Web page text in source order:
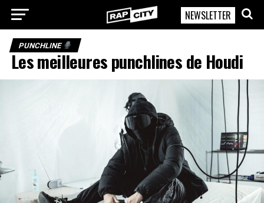
RapCity
NEWSLETTER
PUNCHLINE
Les meilleures punchlines de Houdi